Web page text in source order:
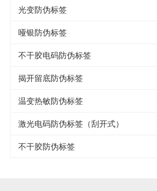
光变防伪标签
哑银防伪标签
不干胶电码防伪标签
揭开留底防伪标签
温变热敏防伪标签
激光电码防伪标签（刮开式）
不干胶防伪标签